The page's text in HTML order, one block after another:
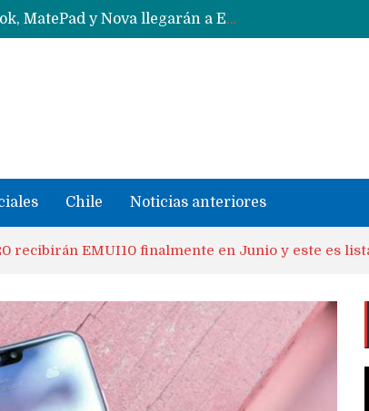
Data Centers de Huawei en Chile, México, Brasil,Perú y Argentina podrían verse afectados por arremetida de EE.UU
Fabricantes suben precios de teléfonos y ganan más dinero en un mercado donde Xiaomi alerta por no mejorar ventas
Chile Noticias anteriores
recibirán EMUI10 finalmente en Junio y este es